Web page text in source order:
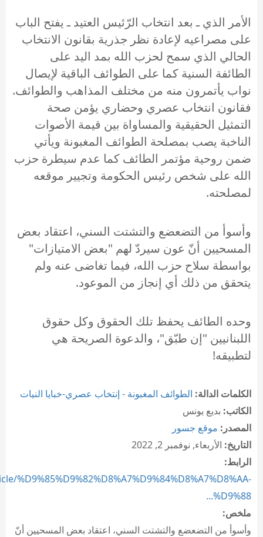
الأمر الذي ـ بعد انتخاب الرّئيس العتيد ـ يفتح الباب
على مصراعيه لإعادة نظر جذرية بقانون الانتخاب
الحالي الذي سمح لحزب الله بمد اليد على
الطائفة السنية كما على الطوائف الباقية لإيصال
نواب يأتمرون منه من مختلف المذاهب والطوائف.
فقانون انتخاب عصري وحضاري يؤمن صحة
التمثيل الحقيقية والمساواة بين قيمة الأصوات
الناخبة يصب بمصلحة الطوائف المغبونة ويأتي
ضمن روحية مؤتمر الطائف كما عدم سيطرة حزب
الله على شخص رئيس الحكومة وتجيير موقعه
لمصلحته.
وأسوأ من التضعضع والتشتت السني، اعتقاد بعض
المسحيين أنّ عون سيردّ لهم "بعض الامتيازات"
بواسطة سلاح حزب الله، فيما تغاضى عنه ولم
يتحقق من ذلك أي إنجاز من الموعود.
وحده الطائف يحفظ تلك الحقوق وكل حقوق
اللبنانيين "إن طبّق"، والدعوة الصريحة هي
لتطبيقه!
الكلمات الدالة: الطوائف المغبونة - إنتخاب عصري-خبايا النيات
الكاتب: بديع يونس
المصدر: موقع جسور
التاريخ: الأربعاء, نوفمبر 2, 2022
الرابط:
%D9%88...
ملخص:
وأسوأ من التضعضع والتشتت السني، اعتقاد بعض المسحيين أنّ